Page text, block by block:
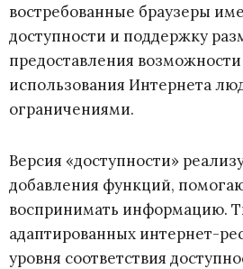
востребованные браузеры
доступности и поддержку
предоставления
использования Интернета
ограничениями.
Версия «доступности»
добавления функций,
воспринимать информацию.
адаптированных интернет-
уровня соответствия